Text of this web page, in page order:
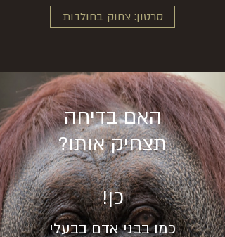
סרטון: צחוק בחולדות
האם בדיחה
תצחיק אותו?
כן!
כמו בבני אדם בבעלי